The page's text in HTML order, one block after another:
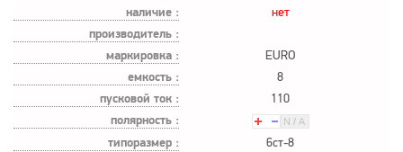
наличие : нет
производитель :
маркировка :
EURO
емкость : 8
пусковой ток : 110
полярность :
типоразмер :
6ст-8